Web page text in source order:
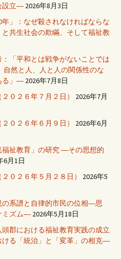
設立― 2026年8月3日
」：なぜ殺されなければならな
共生社会の欺瞞、そして福祉教
「平和とは戦争がないことでは
然と人、人と人の関係性のな
る」― 2026年7月8日
０２６年７月２日）
2026年7月
０２６年６月９日）
2026年6月
祉教育」の研究 ―その思想的
6月1日
０２６年５月２８日）
2026年5
系譜と自律的市民の位相―思
ミズム― 2026年5月18日
郡における福祉教育実践の成立
る「統治」と「変革」の相克―